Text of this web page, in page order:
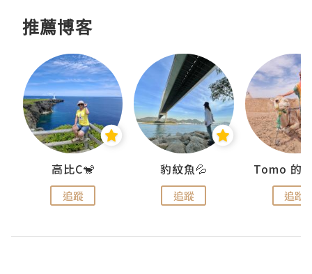
推薦博客
高比C🐒
追蹤
豹紋魚💦
追蹤 追蹤